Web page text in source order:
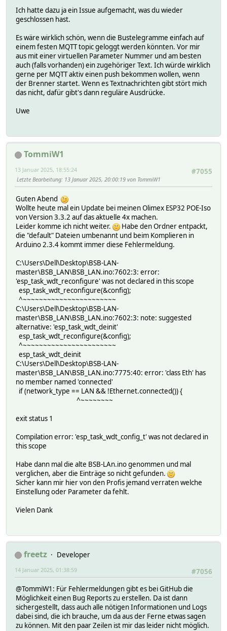
Ich hatte dazu ja ein Issue aufgemacht, was du wieder
geschlossen hast.
Es wäre wirklich schön, wenn die Bustelegramme einfach auf
einem festen MQTT topic geloggt werden könnten. Vor mir
aus mit einer virtuellen Parameter Nummer und am besten
auch (falls vorhanden) ein zugehöriger Text. Ich würde wirklich
gerne per MQTT aktiv einen push bekommen wollen, wenn
der Brenner startet. Wenn es Textnachrichten gibt stört mich
das nicht, dafür gibt's dann reguläre Ausdrücke.
Uwe
TommiW1
#7055
13 Januar 2025, 18:55:24
Letzte Bearbeitung: 13 Januar 2025, 20:00:19 von TommiW1
Guten Abend
Wollte heute mal ein Update bei meinen Olimex ESP32 POE-Iso
von Version 3.3.2 auf das aktuelle 4x machen.
Leider komme ich nicht weiter.
Habe den Ordner entpackt,
die "default" Dateien umbenannt und beim Komplieren in
Arduino 2.3.4 kommt immer diese Fehlermeldung.
C:\Users\Dell\Desktop\BSB-LAN-
master\BSB_LAN\BSB_LAN.ino:7602:3: error:
'esp_task_wdt_reconfigure' was not declared in this scope
esp_task_wdt_reconfigure(&config);
^~~~~~~~~~~~~~~~~~~~~~~~
C:\Users\Dell\Desktop\BSB-LAN-
master\BSB_LAN\BSB_LAN.ino:7602:3: note: suggested
alternative: 'esp_task_wdt_deinit'
esp_task_wdt_reconfigure(&config);
^~~~~~~~~~~~~~~~~~~~~~~~
esp_task_wdt_deinit
C:\Users\Dell\Desktop\BSB-LAN-
master\BSB_LAN\BSB_LAN.ino:7775:40: error: 'class Eth' has
no member named 'connected'
if (network_type == LAN && !Ethernet.connected()) {
^~~~~~~~~
exit status 1
Compilation error: 'esp_task_wdt_config_t' was not declared in
this scope
Habe dann mal die alte BSB-LAn.ino genommen und mal
verglichen, aber die Einträge so nicht gefunden.
Sicher kann mir hier von den Profis jemand verraten welche
Einstellung oder Parameter da fehlt.
Vielen Dank
freetz
Developer
#7056
14 Januar 2025, 01:38:59
@TommiW1: Für Fehlermeldungen gibt es bei GitHub die
Möglichkeit einen Bug Reports zu erstellen. Da ist dann
sichergestellt, dass auch alle nötigen Informationen und Logs
dabei sind, die ich brauche, um da aus der Ferne etwas sagen
zu können. Mit den paar Zeilen ist mir das leider nicht möglich.